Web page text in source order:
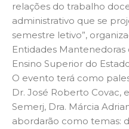
relações do trabalho
administrativo que se
semestre letivo”,
Entidades
Ensino Superior do
O evento terá como
Dr. José Roberto Covac,
Semerj, Dra. Márcia
abordarão como temas: